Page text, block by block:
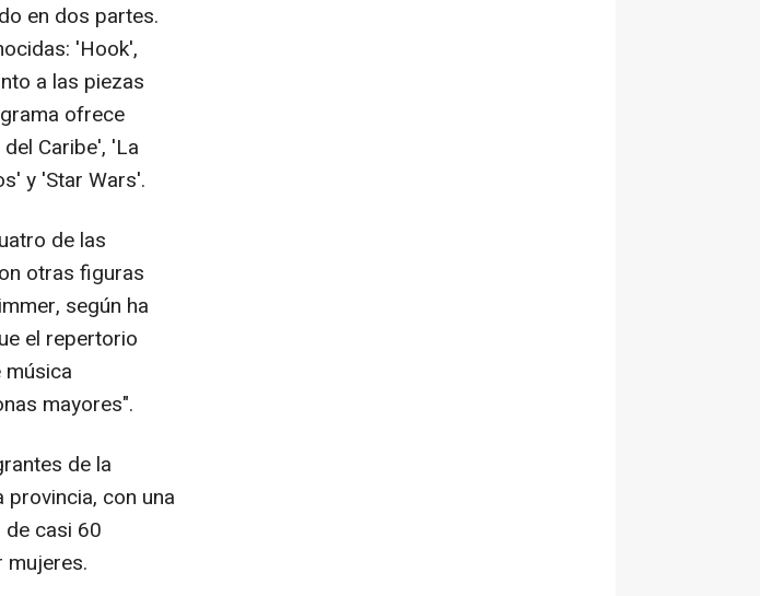
en dos partes.
'Hook',
a las piezas
ofrece
Caribe', 'La
y 'Star Wars'.
de las
otras figuras
según ha
el repertorio
mayores".
de la
con una
casi 60